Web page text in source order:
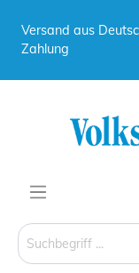
Versand aus
Zahlung